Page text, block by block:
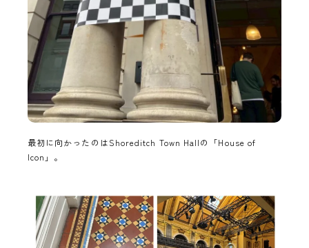
最初に向かったのはShoreditch Town Hallの「House of
Icon」。